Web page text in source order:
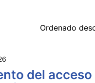
Ordenado
del acceso